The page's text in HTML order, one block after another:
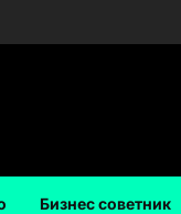
Бизнес советник